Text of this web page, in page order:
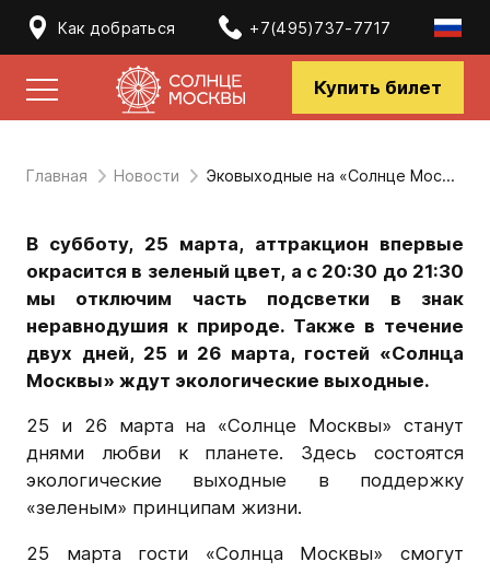
Как добраться +7(495)737-7717
Купить билет
Главная Новости Эковыходные на «Солнце Москвы»
В субботу, 25 марта, аттракцион впервые
окрасится в зеленый цвет, а с 20:30 до 21:30
мы отключим часть подсветки в знак
неравнодушия к природе. Также в течение
двух дней, 25 и 26 марта, гостей «Солнца
Москвы» ждут экологические выходные.
25 и 26 марта на «Солнце Москвы» станут
днями любви к планете. Здесь состоятся
экологические выходные в поддержку
«зеленым» принципам жизни.
25 марта гости «Солнца Москвы» смогут